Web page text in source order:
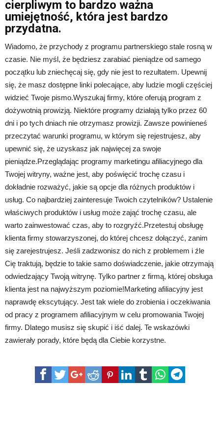
cierpliwym to bardzo ważna
umiejętność, która jest bardzo
przydatna.
Wiadomo, że przychody z programu partnerskiego stale rosną w
czasie. Nie myśl, że będziesz zarabiać pieniądze od samego
początku lub zniechęcaj się, gdy nie jest to rezultatem. Upewnij
się, że masz dostępne linki polecające, aby ludzie mogli częściej
widzieć Twoje pismo.Wyszukaj firmy, które oferują program z
dożywotnią prowizją. Niektóre programy działają tylko przez 60
dni i po tych dniach nie otrzymasz prowizji. Zawsze powinieneś
przeczytać warunki programu, w którym się rejestrujesz, aby
upewnić się, że uzyskasz jak najwięcej za swoje
pieniądze.Przeglądając programy marketingu afiliacyjnego dla
Twojej witryny, ważne jest, aby poświęcić trochę czasu i
dokładnie rozważyć, jakie są opcje dla różnych produktów i
usług. Co najbardziej zainteresuje Twoich czytelników? Ustalenie
właściwych produktów i usług może zająć trochę czasu, ale
warto zainwestować czas, aby to rozgryźć.Przetestuj obsługę
klienta firmy stowarzyszonej, do której chcesz dołączyć, zanim
się zarejestrujesz. Jeśli zadzwonisz do nich z problemem i źle
Cię traktują, będzie to takie samo doświadczenie, jakie otrzymają
odwiedzający Twoją witrynę. Tylko partner z firmą, której obsługa
klienta jest na najwyższym poziomie!Marketing afiliacyjny jest
naprawdę ekscytujący. Jest tak wiele do zrobienia i oczekiwania
od pracy z programem afiliacyjnym w celu promowania Twojej
firmy. Dlatego musisz się skupić i iść dalej. Te wskazówki
zawierały porady, które będą dla Ciebie korzystne.